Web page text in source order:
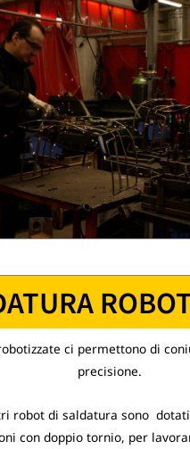
ci permettono di
precisione.
robot di saldatura sono
con doppio tornio, per